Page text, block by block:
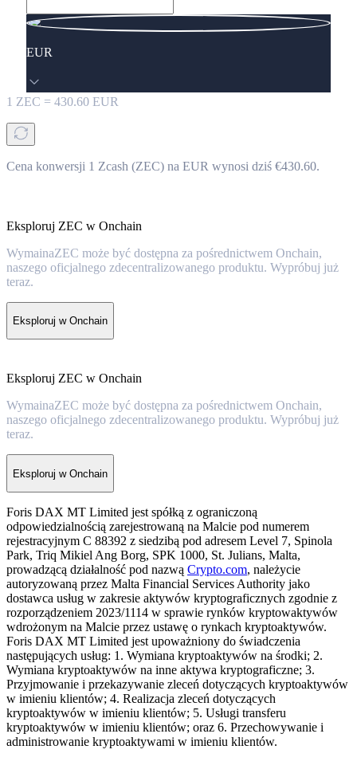
EUR
1 ZEC = 430.60 EUR
Cena konwersji 1 Zcash (ZEC) na EUR wynosi dziś €430.60.
Eksploruj ZEC w Onchain
WymainaZEC może być dostępna za pośrednictwem Onchain,
naszego oficjalnego zdecentralizowanego produktu. Wypróbuj już
teraz.
Eksploruj w Onchain
Eksploruj ZEC w Onchain
WymainaZEC może być dostępna za pośrednictwem Onchain,
naszego oficjalnego zdecentralizowanego produktu. Wypróbuj już
teraz.
Eksploruj w Onchain
Foris DAX MT Limited jest spółką z ograniczoną
odpowiedzialnością zarejestrowaną na Malcie pod numerem
rejestracyjnym C 88392 z siedzibą pod adresem Level 7, Spinola
Park, Triq Mikiel Ang Borg, SPK 1000, St. Julians, Malta,
prowadzącą działalność pod nazwą Crypto.com, należycie
autoryzowaną przez Malta Financial Services Authority jako
dostawca usług w zakresie aktywów kryptograficznych zgodnie z
rozporządzeniem 2023/1114 w sprawie rynków kryptowaktywów
wdrożonym na Malcie przez ustawę o rynkach kryptoaktywów.
Foris DAX MT Limited jest upoważniony do świadczenia
następujących usług: 1. Wymiana kryptoaktywów na środki; 2.
Wymiana kryptoaktywów na inne aktywa kryptograficzne; 3.
Przyjmowanie i przekazywanie zleceń dotyczących kryptoaktywów
w imieniu klientów; 4. Realizacja zleceń dotyczących
kryptoaktywów w imieniu klientów; 5. Usługi transferu
kryptoaktywów w imieniu klientów; oraz 6. Przechowywanie i
administrowanie kryptoaktywami w imieniu klientów.